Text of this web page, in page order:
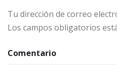
Tu dirección de correo
Los campos obligatorios
Comentario